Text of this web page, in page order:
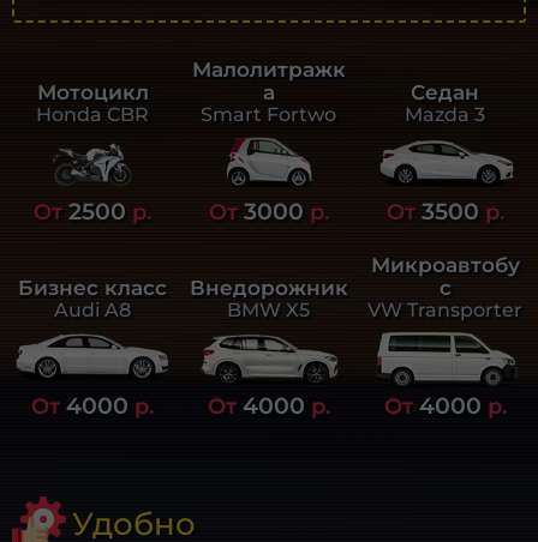
Мотоцикл
Honda CBR
От2500 р.
Малолитражк
а
Smart Fortwo
От 3000 р.
Седан
Mazda 3
От 3500 р.
Бизнес класс
Audi A8
От4000 р.
Внедорожник
BMW X5
От 4000 р.
Микроавтобу
с
VW Transporter
От 4000 р.
Удобно